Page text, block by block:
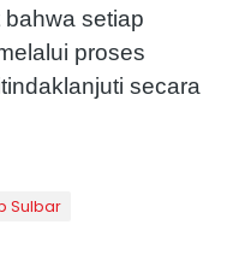
setiap
proses
secara
Sulbar